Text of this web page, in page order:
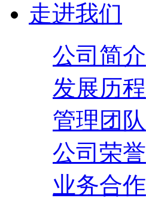
走进我们
公司简介
发展历程
管理团队
公司荣誉
业务合作